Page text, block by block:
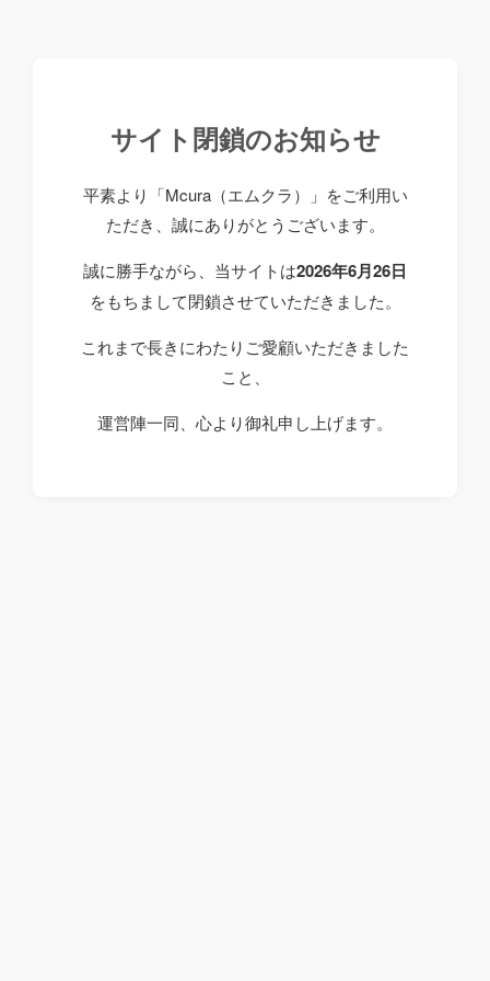
サイト閉鎖のお知らせ
平素より「Mcura（エムクラ）」をご利用い
ただき、誠にありがとうございます。
誠に勝手ながら、当サイトは2026年6月26日
をもちまして閉鎖させていただきました。
これまで長きにわたりご愛顧いただきました
こと、
運営陣一同、心より御礼申し上げます。